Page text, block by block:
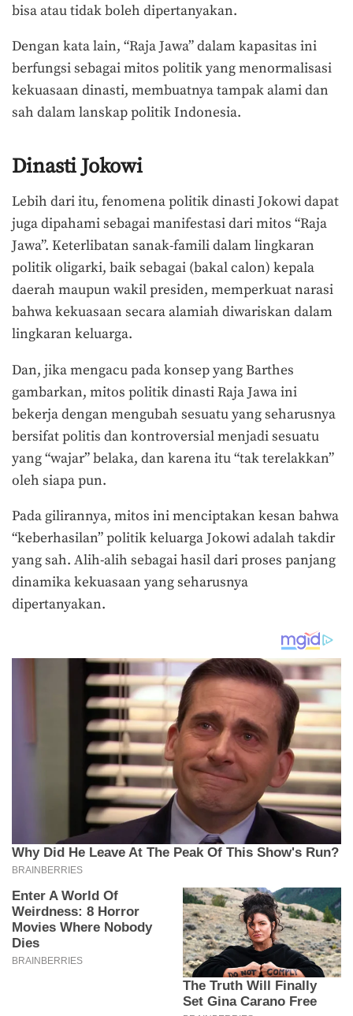
bisa atau tidak boleh dipertanyakan.
Dengan kata lain, “Raja Jawa” dalam kapasitas ini
berfungsi sebagai mitos politik yang menormalisasi
kekuasaan dinasti, membuatnya tampak alami dan
sah dalam lanskap politik Indonesia.
Dinasti Jokowi
Lebih dari itu, fenomena politik dinasti Jokowi dapat
juga dipahami sebagai manifestasi dari mitos “Raja
Jawa”. Keterlibatan sanak-famili dalam lingkaran
politik oligarki, baik sebagai (bakal calon) kepala
daerah maupun wakil presiden, memperkuat narasi
bahwa kekuasaan secara alamiah diwariskan dalam
lingkaran keluarga.
Dan, jika mengacu pada konsep yang Barthes
gambarkan, mitos politik dinasti Raja Jawa ini
bekerja dengan mengubah sesuatu yang seharusnya
bersifat politis dan kontroversial menjadi sesuatu
yang “wajar” belaka, dan karena itu “tak terelakkan”
oleh siapa pun.
Pada gilirannya, mitos ini menciptakan kesan bahwa
“keberhasilan” politik keluarga Jokowi adalah takdir
yang sah. Alih-alih sebagai hasil dari proses panjang
dinamika kekuasaan yang seharusnya
dipertanyakan.